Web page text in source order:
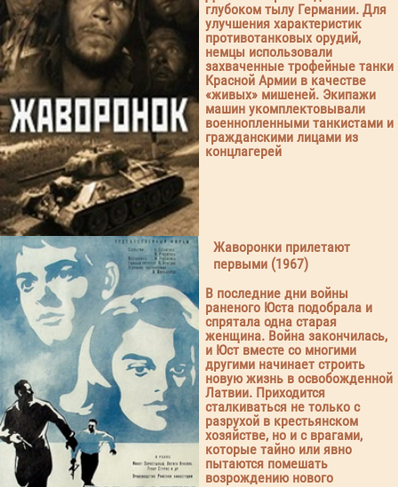
глубоком тылу Германии. Для
улучшения характеристик
противотанковых орудий,
немцы использовали
захваченные трофейные танки
Красной Армии в качестве
«живых» мишеней. Экипажи
машин укомплектовывали
военнопленными танкистами и
гражданскими лицами из
концлагерей
Жаворонки прилетают
первыми (1967)
В последние дни войны
раненого Юста подобрала и
спрятала одна старая
женщина. Война закончилась,
и Юст вместе со многими
другими начинает строить
новую жизнь в освобожденной
Латвии. Приходится
сталкиваться не только с
разрухой в крестьянском
хозяйстве, но и с врагами,
которые тайно или явно
пытаются помешать
возрождению нового